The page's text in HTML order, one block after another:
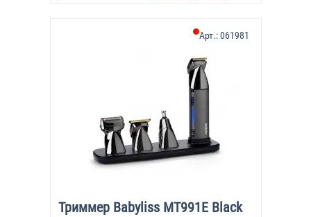
Триммер Babyliss MT991E Black
Арт.:061981